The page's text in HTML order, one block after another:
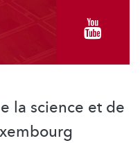
la science et de